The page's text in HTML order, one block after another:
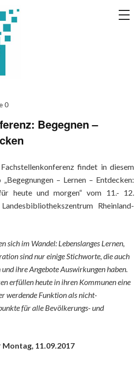
0
Begegnen –
findet in diesem
– Lernen – Entdecken:
heute und morgen“ vom 11.- 12.
Rheinland-
sich im Wandel: Lebenslanges Lernen,
sind nur einige Stichworte, die auch
ihre Angebote Auswirkungen haben.
erfüllen heute in ihren Kommunen eine
werdende Funktion als nicht-
für alle Bevölkerungs- und
Montag, 11.09.2017